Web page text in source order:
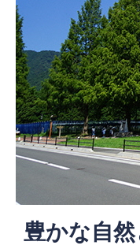
豊かな自